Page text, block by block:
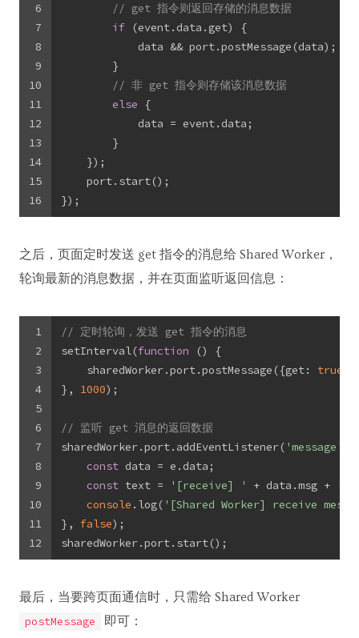
6
7
8
9
10
11
12
13
14
15
16
// get 指令则返回存储的消息数据
if (event.data.get) {
            data && port.postMessage(data);
        }
// 非 get 指令则存储该消息数据
else {
            data = event.data;
        }
    });
    port.start();
});
之后，页面定时发送 get 指令的消息给 Shared Worker，
轮询最新的消息数据，并在页面监听返回信息：
1
2
3
4
5
6
7
8
9
10
11
12
// 定时轮询，发送 get 指令的消息
setInterval(function ()
{
    sharedWorker.port.postMessage({
get: true
}, 1000);
// 监听 get 消息的返回数据
sharedWorker.port.addEventListener( 'message'
const data = e.data;
const text = '[receive] ' + data.msg +
'
console .log( '[Shared Worker] receive
}, false);
sharedWorker.port.start();
最后，当要跨页面通信时，只需给 Shared Worker
postMessage 即可：